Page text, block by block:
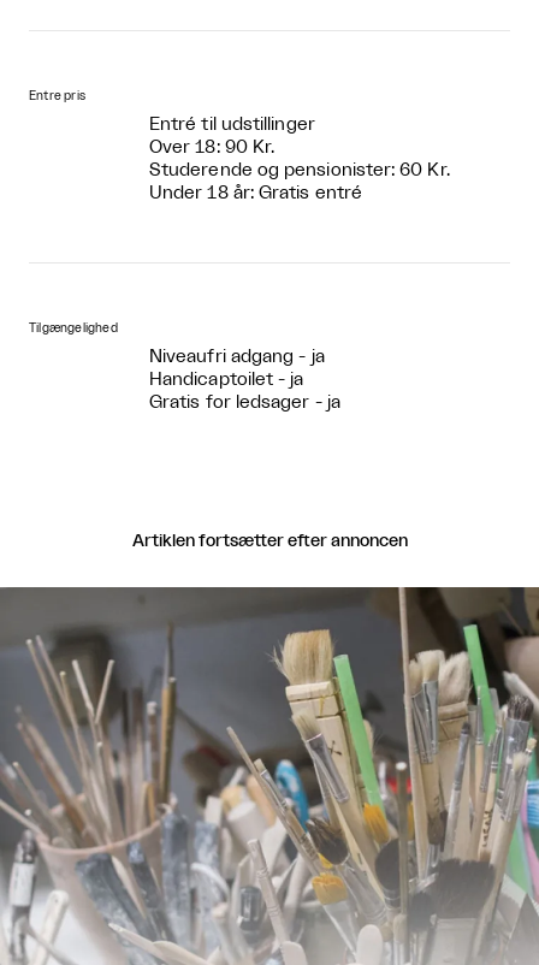
Entre pris
Entré til udstillinger
Over 18: 90 Kr.
Studerende og pensionister: 60 Kr.
Under 18 år: Gratis entré
Tilgængelighed
Niveaufri adgang - ja
Handicaptoilet - ja
Gratis for ledsager - ja
Artiklen fortsætter efter annoncen